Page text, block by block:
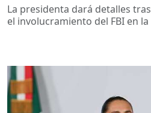
La presidenta dará detalles
el involucramiento del FBI en